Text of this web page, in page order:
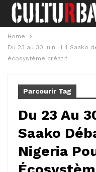
Home
Du 23 au 30 juin : Lil Saako
écosystème créatif
Parcourir Tag
Du 23 Au
Saako
Nigeria